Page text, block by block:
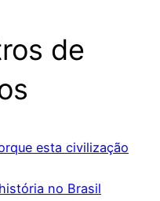
de
esta civilização
no Brasil